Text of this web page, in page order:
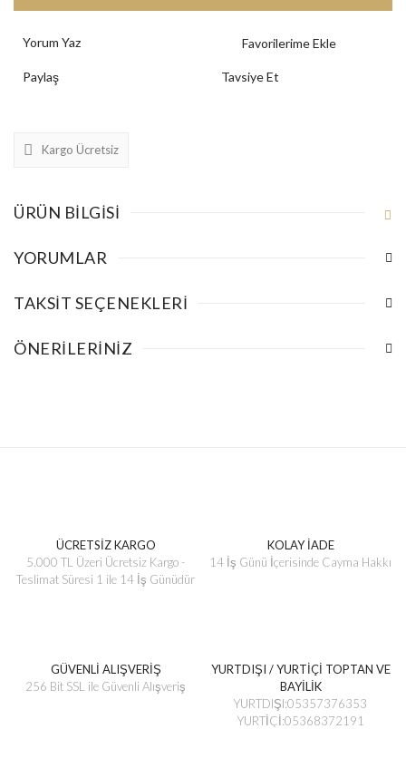
Yorum Yaz
Paylaş Tavsiye Et
Kargo Ücretsiz
ÜRÜN BILGISI
YORUMLAR
TAKSIT SEÇENEKLERI
ÖNERILERINIZ
ÜCRETSİZ KARGO
5.000 TL Üzeri Ücretsiz Kargo -
Teslimat Süresi 1 ile 14 İş Günüdür
KOLAY İADE
14 İş Günü İçerisinde Cayma Hakkı
GÜVENLİ ALIŞVERİŞ
256 Bit SSL ile Güvenli Alışveriş
YURTDIŞI / YURTİÇİ TOPTAN VE
BAYİLİK
YURTDIŞI:05357376353
YURTİÇİ:05368372191